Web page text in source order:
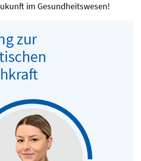
im Gesundheitswesen!
zur